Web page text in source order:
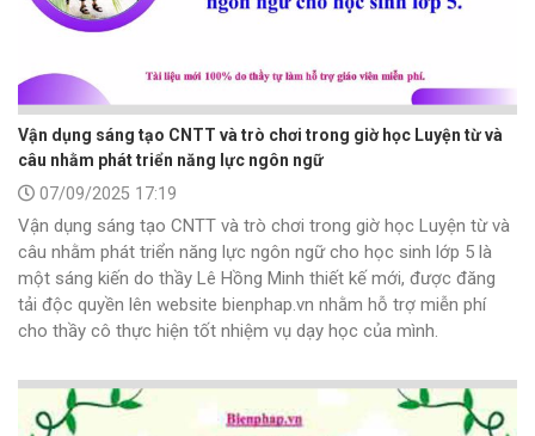
Vận dụng sáng tạo CNTT và trò chơi trong giờ học Luyện từ và
câu nhằm phát triển năng lực ngôn ngữ
07/09/2025 17:19
Vận dụng sáng tạo CNTT và trò chơi trong giờ học Luyện từ và
câu nhằm phát triển năng lực ngôn ngữ cho học sinh lớp 5 là
một sáng kiến do thầy Lê Hồng Minh thiết kế mới, được đăng
tải độc quyền lên website bienphap.vn nhằm hỗ trợ miễn phí
cho thầy cô thực hiện tốt nhiệm vụ dạy học của mình.